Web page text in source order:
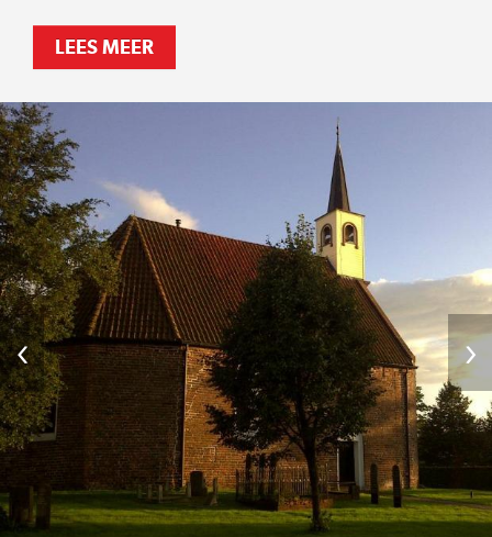
LEES MEER
‹ ›